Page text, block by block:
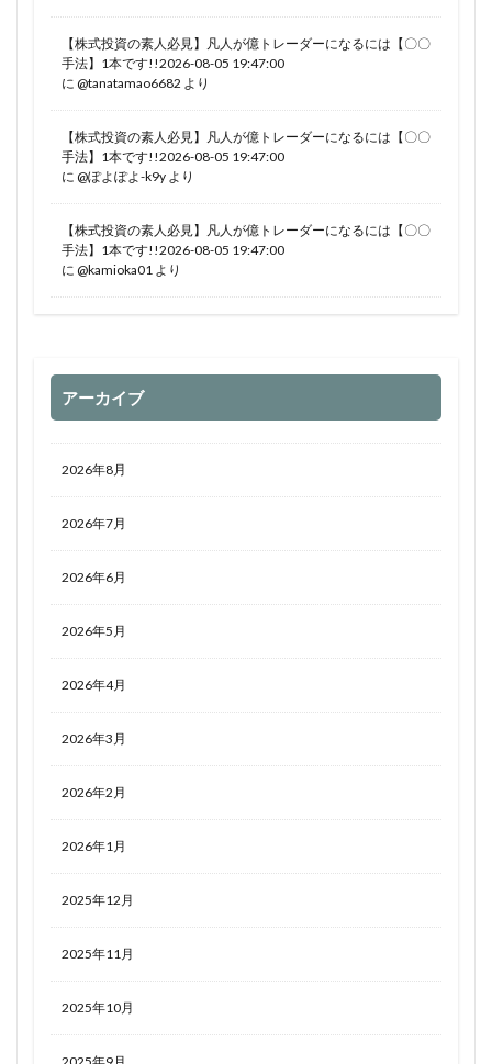
【株式投資の素人必見】凡人が億トレーダーになるには【〇〇
手法】1本です!!2026-08-05 19:47:00
に @tanatamao6682 より
【株式投資の素人必見】凡人が億トレーダーになるには【〇〇
手法】1本です!!2026-08-05 19:47:00
に @ぽよぽよ-k9y より
【株式投資の素人必見】凡人が億トレーダーになるには【〇〇
手法】1本です!!2026-08-05 19:47:00
に @kamioka01 より
アーカイブ
2026年8月
2026年7月
2026年6月
2026年5月
2026年4月
2026年3月
2026年2月
2026年1月
2025年12月
2025年11月
2025年10月